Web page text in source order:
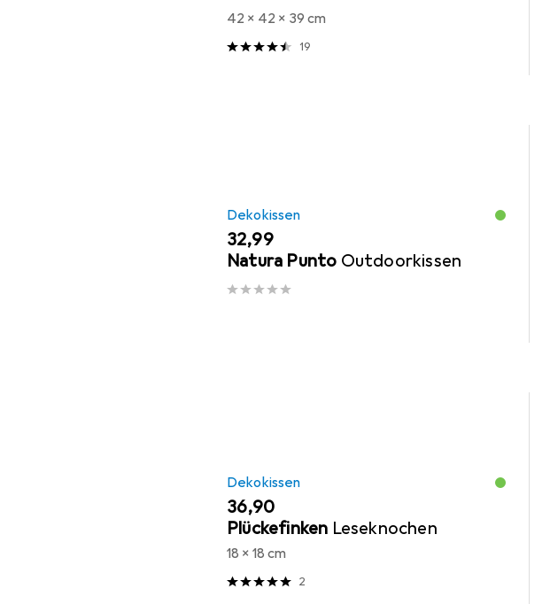
42 x 42 x 39 cm
19
Dekokissen
EUR
32,99
Natura Punto Outdoorkissen
Dekokissen
EUR
36,90
Plückefinken Leseknochen
18 x 18 cm
2